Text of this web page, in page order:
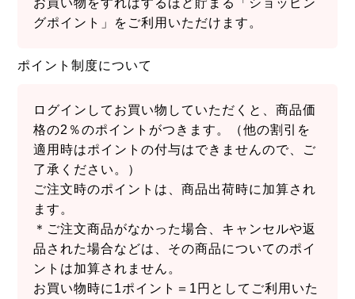
お買い物をすればするほど貯まる「ショッピン
グポイント」をご利用いただけます。
ポイント制度について
ログインしてお買い物していただくと、商品価
格の2％のポイントがつきます。（他の割引を
適用時はポイントの付与はできませんので、ご
了承ください。）
ご注文時のポイントは、商品出荷時に加算され
ます。
＊ご注文商品がなかった場合、キャンセルや返
品された場合などは、その商品についてのポイ
ントは加算されません。
お買い物時に1ポイント＝1円としてご利用いた